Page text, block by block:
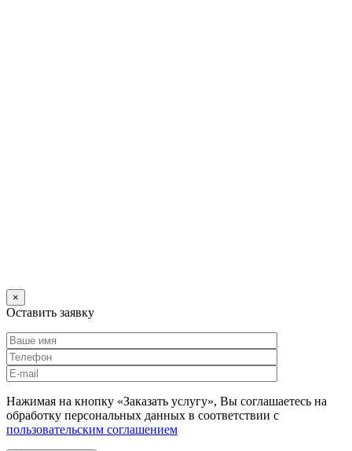
×
Оставить заявку
Нажимая на кнопку «Заказать услугу», Вы соглашаетесь на
обработку персональных данных в соответствии с
пользовательским соглашением